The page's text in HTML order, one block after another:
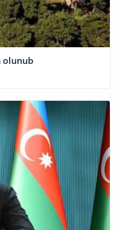
olunub